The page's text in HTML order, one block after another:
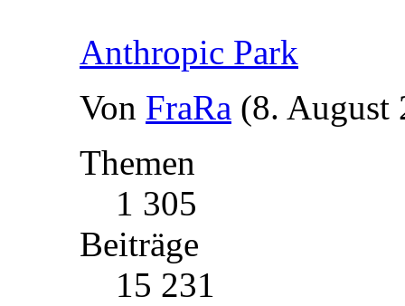
Anthropic Park
Von FraRa (8. August
Themen
1 305
Beiträge
15 231